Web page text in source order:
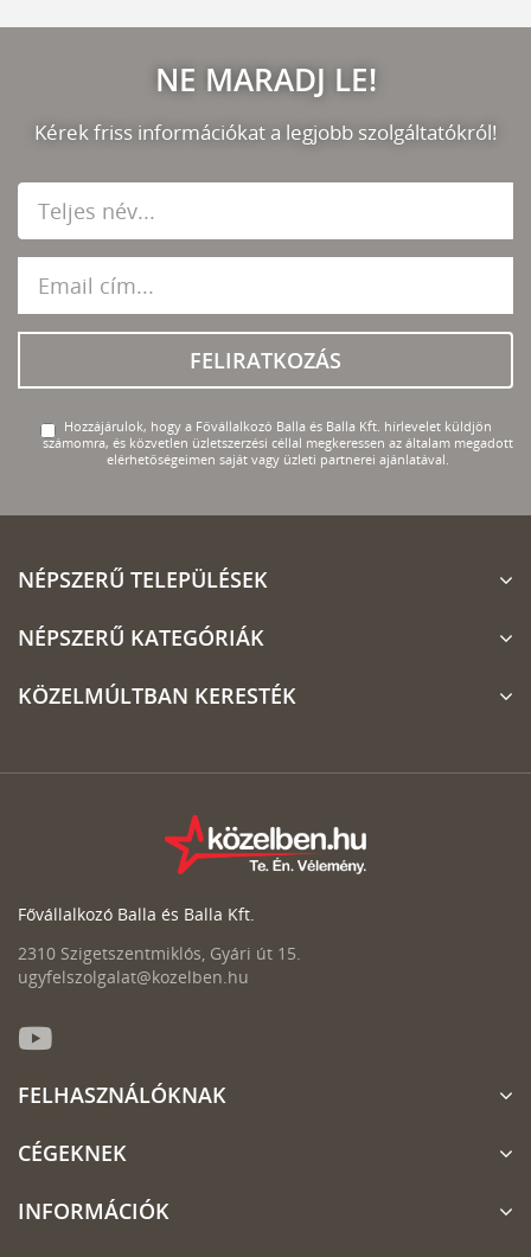
NE MARADJ LE!
Kérek friss információkat a legjobb szolgáltatókról!
FELIRATKOZÁS
Hozzájárulok, hogy a Fővállalkozó Balla és Balla Kft. hírlevelet küldjön
számomra, és közvetlen üzletszerzési céllal megkeressen az általam megadott
elérhetőségeimen saját vagy üzleti partnerei ajánlatával.
NÉPSZERŰ TELEPÜLÉSEK
NÉPSZERŰ KATEGÓRIÁK
KÖZELMÚLTBAN KERESTÉK
Fővállalkozó Balla és Balla Kft.
2310 Szigetszentmiklós, Gyári út 15.
ugyfelszolgalat@kozelben.hu
FELHASZNÁLÓKNAK
CÉGEKNEK
INFORMÁCIÓK